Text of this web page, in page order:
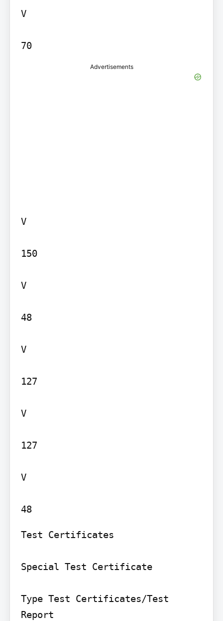
V
70
Advertisements
V
150
V
48
V
127
V
127
V
48
Test Certificates
Special Test Certificate
Type Test Certificates/Test
Report